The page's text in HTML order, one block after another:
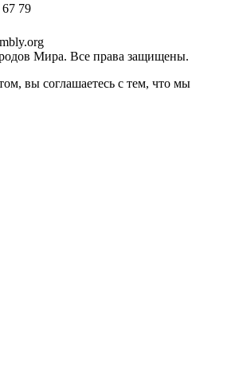
79
Мира. Все права защищены.
вы соглашаетесь с тем, что мы